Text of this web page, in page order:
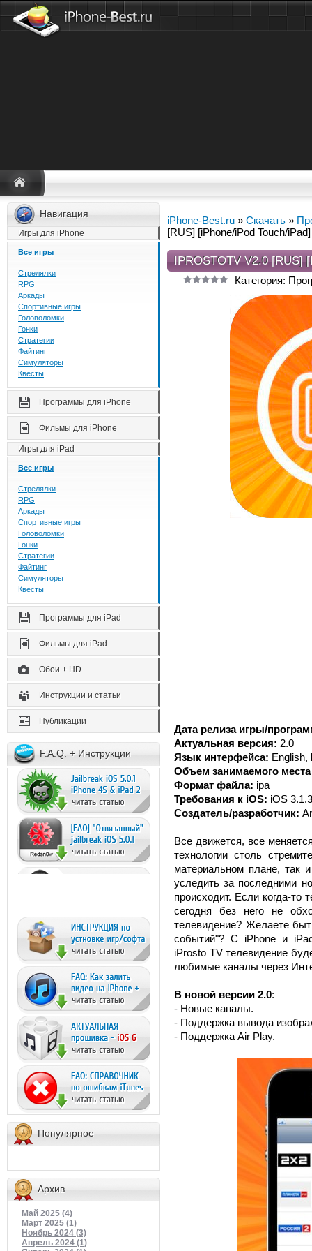
Навигация
Игры для iPhone
Все игры
Стрелялки
RPG
Аркады
Спортивные игры
Головоломки
Гонки
Стратегии
Файтинг
Симуляторы
Квесты
Программы для iPhone
Фильмы для iPhone
Игры для iPad
Все игры
Стрелялки
RPG
Аркады
Спортивные игры
Головоломки
Гонки
Стратегии
Файтинг
Симуляторы
Квесты
Программы для iPad
Фильмы для iPad
Обои + HD
Инструкции и статьи
Публикации
F.A.Q. + Инструкции
Популярное
Архив
Май 2025 (4)
Март 2025 (1)
Ноябрь 2024 (3)
Апрель 2024 (1)
iPhone-Best.ru » Скачать »
[RUS] [iPhone/iPod Touch/iPad]
IPROSTOTV V2.0 [RUS]
Категория:
Дата релиза игры/
Актуальная версия: 2.0
Язык интерфейса: English,
Объем занимаемого
Формат файла: ipa
Требования к iOS: iOS
Создатель/разработчик:
Все движется, все
технологии столь
материальном плане, так
уследить за последними
происходит. Если когда-то
сегодня без него не
телевидение? Желаете
событий"? С iPhone и
iProsto TV телевидение
любимые каналы через
В новой версии 2.0:
- Новые каналы.
- Поддержка вывода
- Поддержка Air Play.